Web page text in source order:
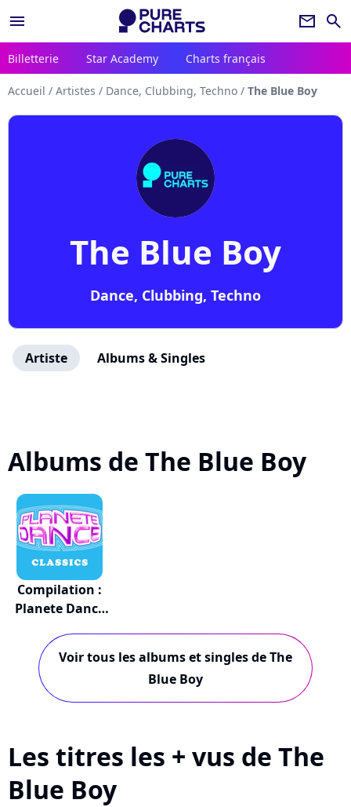
menu newsletter search
Billetterie Star Academy Charts français
Accueil / Artistes / Dance, Clubbing, Techno / The Blue Boy
The Blue Boy
Dance, Clubbing, Techno
Artiste Albums & Singles
Albums de The Blue Boy
Compilation :
Planete Dance
Voir tous les albums et singles de The
Blue Boy
Les titres les + vus de The
Blue Boy